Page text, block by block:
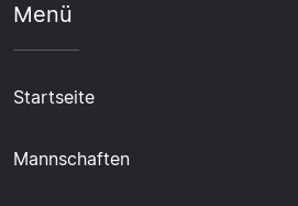
Menü
Startseite
Mannschaften